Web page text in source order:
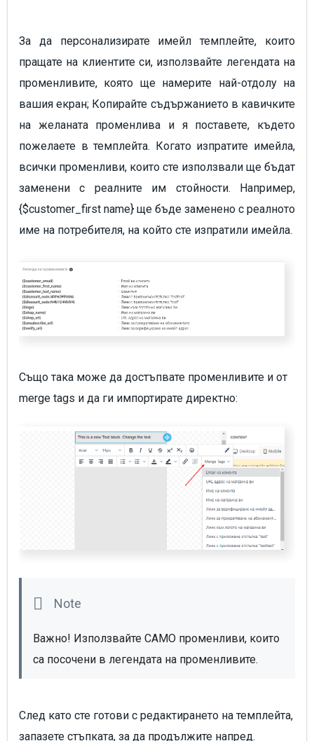
За да персонализирате имейл темплейте, които
пращате на клиентите си, използвайте легендата на
променливите, която ще намерите най-отдолу на
вашия екран; Копирайте съдържанието в кавичките
на желаната променлива и я поставете, където
пожелаете в темплейта. Когато изпратите имейла,
всички променливи, които сте използвали ще бъдат
заменени с реалните им стойности. Например,
{$customer_first name} ще бъде заменено с реалното
име на потребителя, на който сте изпратили имейла.
Също така може да достъпвате променливите и от
merge tags и да ги импортирате директно:
Важно! Използвайте САМО променливи, които
са посочени в легендата на променливите.
След като сте готови с редактирането на темплейта,
запазете стъпката, за да продължите напред.